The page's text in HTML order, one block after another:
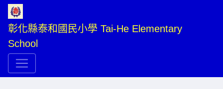
彰化縣泰和國民小學 Tai-He Elementary
School